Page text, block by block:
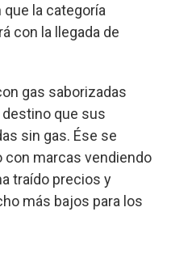
la categoría
con la llegada de
gas saborizadas
que sus
sin gas. Ése se
con marcas vendiendo
traído precios y
más bajos para los